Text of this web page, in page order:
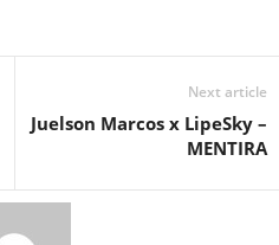
Next article
Juelson Marcos x LipeSky –
MENTIRA